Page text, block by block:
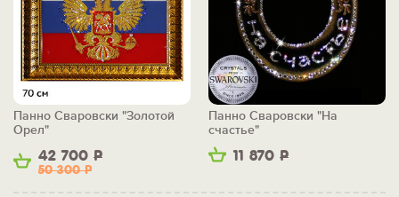
42 700 Р
50 300Р
Панно Сваровски "Золотой
Орел"
11 870 Р
Панно Сваровски "На
счастье"